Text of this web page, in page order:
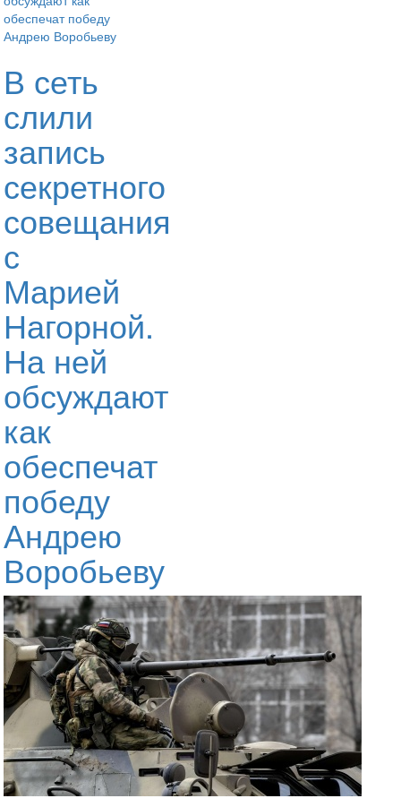
В сеть
слили
запись
секретного
совещания
с
Марией
Нагорной.
На ней
обсуждают
как
обеспечат
победу
Андрею
Воробьеву